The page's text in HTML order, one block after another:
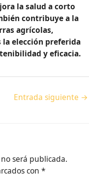
la salud a corto
contribuye a la
agrícolas,
elección preferida
y eficacia.
Entrada siguiente →
será publicada.
con *